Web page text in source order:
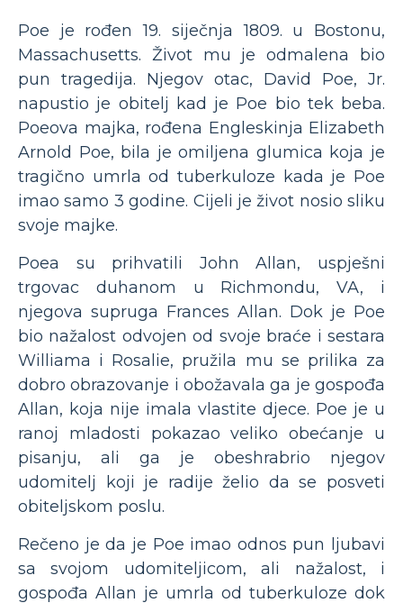
Poe je rođen 19. siječnja 1809. u Bostonu,
Massachusetts. Život mu je odmalena bio
pun tragedija. Njegov otac, David Poe, Jr.
napustio je obitelj kad je Poe bio tek beba.
Poeova majka, rođena Engleskinja Elizabeth
Arnold Poe, bila je omiljena glumica koja je
tragično umrla od tuberkuloze kada je Poe
imao samo 3 godine. Cijeli je život nosio sliku
svoje majke.
Poea su prihvatili John Allan, uspješni
trgovac duhanom u Richmondu, VA, i
njegova supruga Frances Allan. Dok je Poe
bio nažalost odvojen od svoje braće i sestara
Williama i Rosalie, pružila mu se prilika za
dobro obrazovanje i obožavala ga je gospođa
Allan, koja nije imala vlastite djece. Poe je u
ranoj mladosti pokazao veliko obećanje u
pisanju, ali ga je obeshrabrio njegov
udomitelj koji je radije želio da se posveti
obiteljskom poslu.
Rečeno je da je Poe imao odnos pun ljubavi
sa svojom udomiteljicom, ali nažalost, i
gospođa Allan je umrla od tuberkuloze dok